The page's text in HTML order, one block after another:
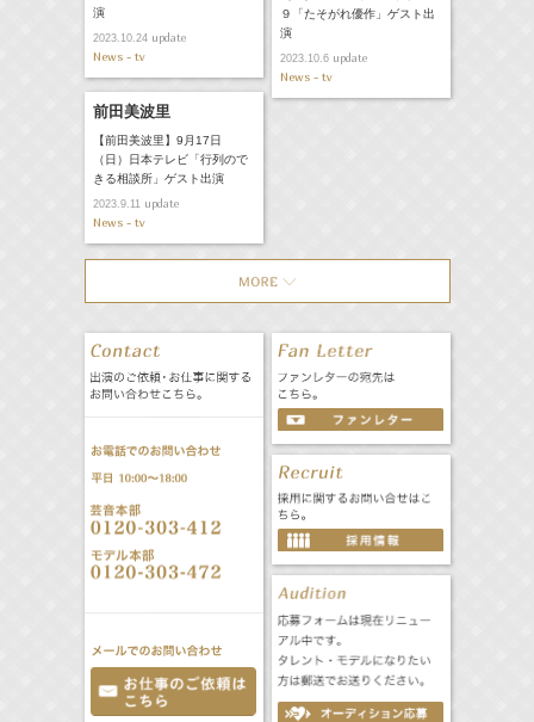
演
2023.10.24update
News - tv
９「たそがれ優作」ゲスト出
演
2023.10.6update
News - tv
前田美波里
【前田美波里】9月17日
（日）日本テレビ「行列ので
きる相談所」ゲスト出演
2023.9.11update
News - tv